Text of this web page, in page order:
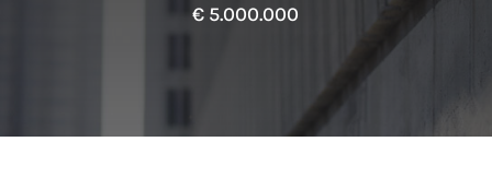
€ 5.000.000